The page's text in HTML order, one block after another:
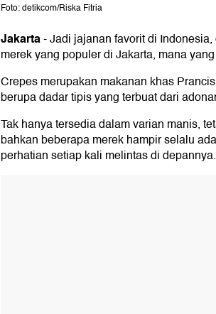
Foto: detikcom/Riska Fitria
Jakarta-Jadi jajanan favorit di
merek yang populer di Jakarta, mana
Crepes merupakan makanan khas
berupa dadar tipis yang terbuat dari
Tak hanya tersedia dalam varian manis,
bahkan beberapa merek hampir selalu
perhatian setiap kali melintas di depannya.